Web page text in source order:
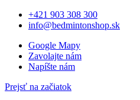
+421 903 308 300
info@bedmintonshop.sk
Google Mapy
Zavolajte nám
Napíšte nám
Prejsť na začiatok